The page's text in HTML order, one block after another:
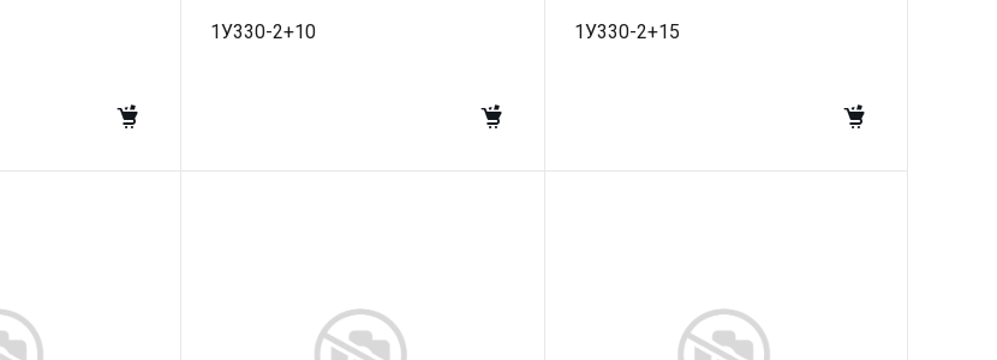
1У330-2+10 1У330-2+15